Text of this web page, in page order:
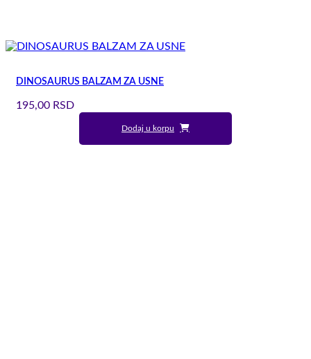
DINOSAURUS BALZAM ZA USNE
195,00 RSD
Dodaj u korpu